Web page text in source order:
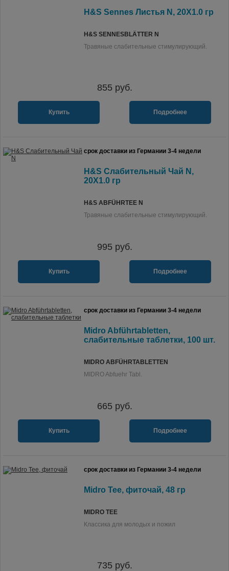
H&S Sennes Листья N, 20X1.0 гр
H&S SENNESBLÄTTER N
Травяные слабительные стимулирующий.
855 руб.
Купить Подробнее
срок доставки из Германии 3-4 недели
H&S Слабительный Чай N,
20X1.0 гр
H&S ABFÜHRTEE N
Травяные слабительные стимулирующий.
995 руб.
Купить Подробнее
срок доставки из Германии 3-4 недели
Midro Abführtabletten,
слабительные таблетки, 100 шт.
MIDRO ABFÜHRTABLETTEN
MIDRO Abfuehr Tabl.
665 руб.
Купить Подробнее
срок доставки из Германии 3-4 недели
Midro Tee, фиточай, 48 гр
MIDRO TEE
Классика для молодых и пожил
735 руб.